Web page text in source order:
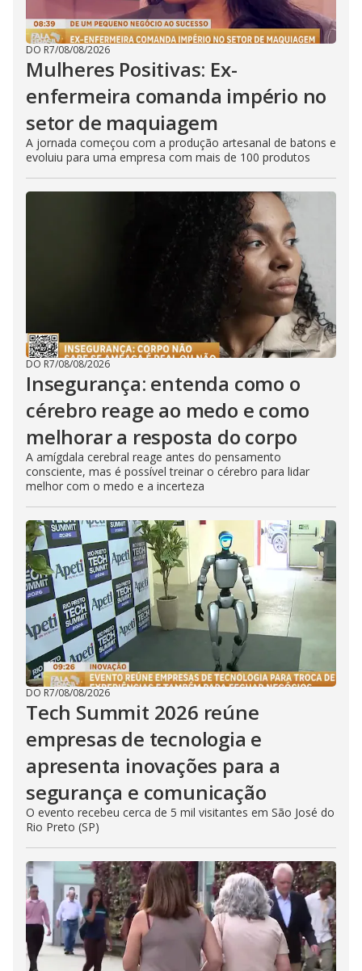
DO R7/08/08/2026
Mulheres Positivas: Ex-
enfermeira comanda império no
setor de maquiagem
A jornada começou com a produção artesanal de batons e
evoluiu para uma empresa com mais de 100 produtos
DO R7/08/08/2026
Insegurança: entenda como o
cérebro reage ao medo e como
melhorar a resposta do corpo
A amígdala cerebral reage antes do pensamento
consciente, mas é possível treinar o cérebro para lidar
melhor com o medo e a incerteza
DO R7/08/08/2026
Tech Summit 2026 reúne
empresas de tecnologia e
apresenta inovações para a
segurança e comunicação
O evento recebeu cerca de 5 mil visitantes em São José do
Rio Preto (SP)